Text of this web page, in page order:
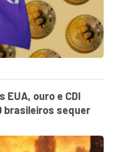
EUA, ouro e CDI
brasileiros sequer